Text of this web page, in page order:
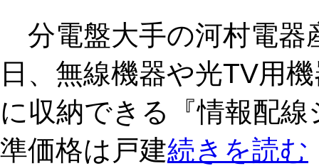
分電盤大手の河村電器
日、無線機器や光TV用
に収納できる『情報配
準価格は戸建続きを読む